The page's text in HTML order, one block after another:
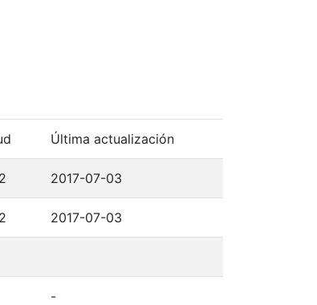
Última actualización
2017-07-03
2017-07-03
-